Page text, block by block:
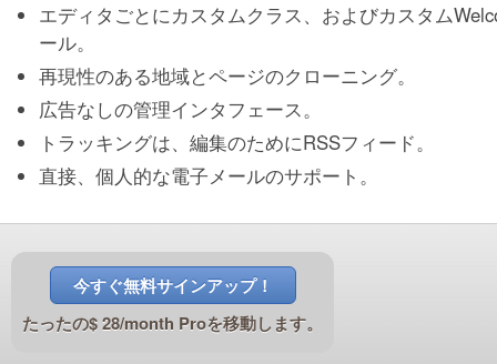
エディタごとにカスタムクラス、およびカスタム
ール。
再現性のある地域とページのクローニング。
広告なしの管理インタフェース。
トラッキングは、編集のためにRSSフィード。
直接、個人的な電子メールのサポート。
今すぐ無料サインアップ！
たったの$ 28/month Proを移動します。